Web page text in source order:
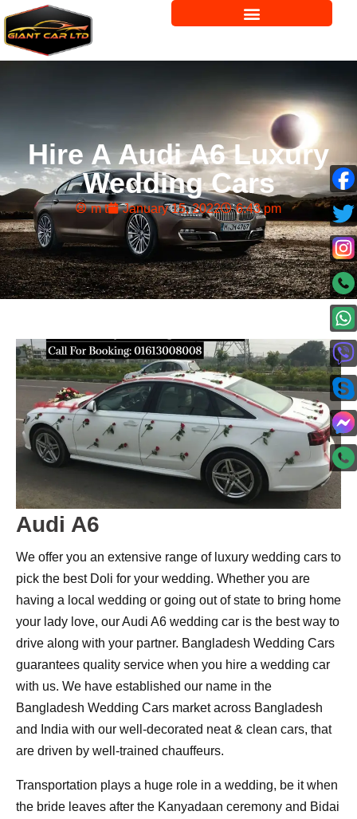
Hire A Audi A6 Luxury
Wedding Cars
m t January 15, 2022 6:43 pm
Audi A6
We offer you an extensive range of luxury wedding cars to
pick the best Doli for your wedding. Whether you are
having a local wedding or going out of state to bring home
your lady love, our Audi A6 wedding car is the best way to
drive along with your partner. Bangladesh Wedding Cars
guarantees quality service when you hire a wedding car
with us. We have established our name in the
Bangladesh Wedding Cars market across Bangladesh
and India with our well-decorated neat & clean cars, that
are driven by well-trained chauffeurs.
Transportation plays a huge role in a wedding, be it when
the bride leaves after the Kanyadaan ceremony and Bidai